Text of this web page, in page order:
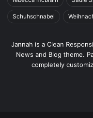
Schuhschnabel
Jannah is a Clean
News and Blog theme.
completely